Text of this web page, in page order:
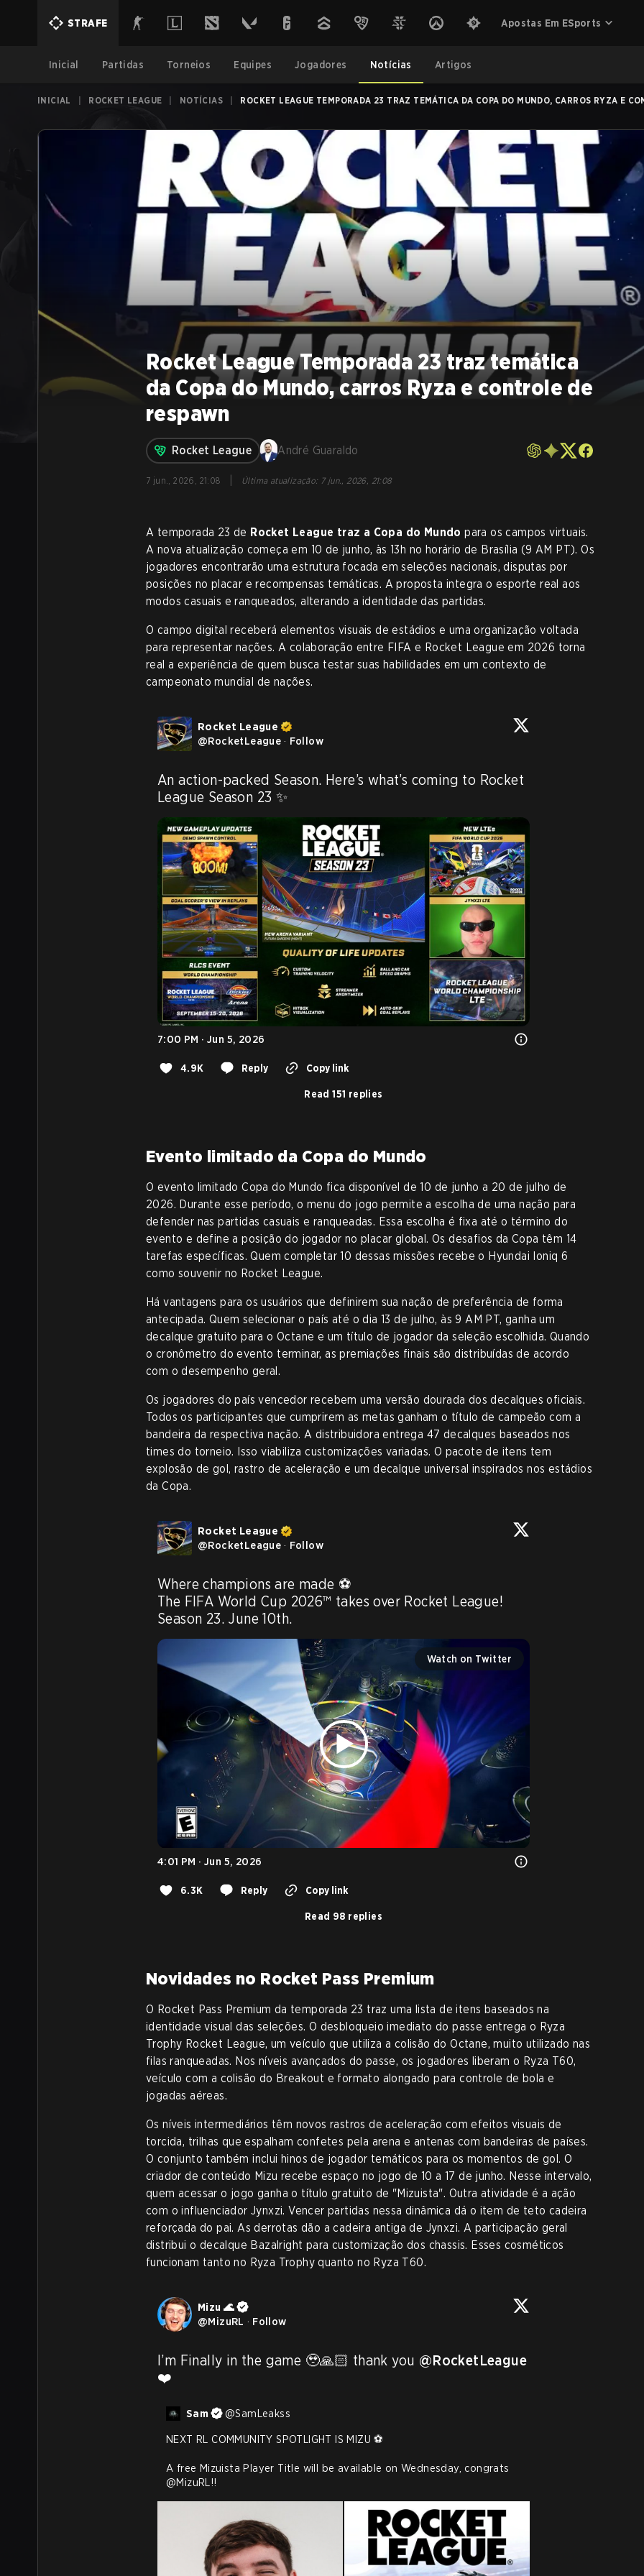
STRAFE Apostas Em ESports
Inicial Partidas Torneios Equipes Jogadores Notícias Artigos
INICIAL ROCKET LEAGUE NOTÍCIAS ROCKET LEAGUE TEMPORADA 23 TRAZ TEMÁTICA DA COPA DO MUNDO, CARROS RYZA E
Rocket League Temporada 23 traz temática
da Copa do Mundo, carros Ryza e controle de
respawn
Rocket League André Guaraldo
7 jun., 2026, 21:08 Última atualização: 7 jun., 2026, 21:08
A temporada 23 de Rocket League traz a Copa do Mundo para os campos virtuais.
A nova atualização começa em 10 de junho, às 13h no horário de Brasília (9 AM PT). Os
jogadores encontrarão uma estrutura focada em seleções nacionais, disputas por
posições no placar e recompensas temáticas. A proposta integra o esporte real aos
modos casuais e ranqueados, alterando a identidade das partidas.
O campo digital receberá elementos visuais de estádios e uma organização voltada
para representar nações. A colaboração entre FIFA e Rocket League em 2026 torna
real a experiência de quem busca testar suas habilidades em um contexto de
campeonato mundial de nações.
Rocket League
@RocketLeague · Follow
An action-packed Season. Here’s what’s coming to Rocket
League Season 23 ✨
7:00 PM · Jun 5, 2026
4.9K Reply Copy link
Read 151 replies
Evento limitado da Copa do Mundo
O evento limitado Copa do Mundo fica disponível de 10 de junho a 20 de julho de
2026. Durante esse período, o menu do jogo permite a escolha de uma nação para
defender nas partidas casuais e ranqueadas. Essa escolha é fixa até o término do
evento e define a posição do jogador no placar global. Os desafios da Copa têm 14
tarefas específicas. Quem completar 10 dessas missões recebe o Hyundai Ioniq 6
como souvenir no Rocket League.
Há vantagens para os usuários que definirem sua nação de preferência de forma
antecipada. Quem selecionar o país até o dia 13 de julho, às 9 AM PT, ganha um
decalque gratuito para o Octane e um título de jogador da seleção escolhida. Quando
o cronômetro do evento terminar, as premiações finais são distribuídas de acordo
com o desempenho geral.
Os jogadores do país vencedor recebem uma versão dourada dos decalques oficiais.
Todos os participantes que cumprirem as metas ganham o título de campeão com a
bandeira da respectiva nação. A distribuidora entrega 47 decalques baseados nos
times do torneio. Isso viabiliza customizações variadas. O pacote de itens tem
explosão de gol, rastro de aceleração e um decalque universal inspirados nos estádios
da Copa.
Rocket League
@RocketLeague · Follow
Where champions are made ⚽
The FIFA World Cup 2026™ takes over Rocket League!
Season 23. June 10th.
Watch on Twitter
4:01 PM · Jun 5, 2026
6.3K Reply Copy link
Read 98 replies
Novidades no Rocket Pass Premium
O Rocket Pass Premium da temporada 23 traz uma lista de itens baseados na
identidade visual das seleções. O desbloqueio imediato do passe entrega o Ryza
Trophy Rocket League, um veículo que utiliza a colisão do Octane, muito utilizado nas
filas ranqueadas. Nos níveis avançados do passe, os jogadores liberam o Ryza T60,
veículo com a colisão do Breakout e formato alongado para controle de bola e
jogadas aéreas.
Os níveis intermediários têm novos rastros de aceleração com efeitos visuais de
torcida, trilhas que espalham confetes pela arena e antenas com bandeiras de países.
O conjunto também inclui hinos de jogador temáticos para os momentos de gol. O
criador de conteúdo Mizu recebe espaço no jogo de 10 a 17 de junho. Nesse intervalo,
quem acessar o jogo ganha o título gratuito de "Mizuista". Outra atividade é a ação
com o influenciador Jynxzi. Vencer partidas nessa dinâmica dá o item de teto cadeira
reforçada do pai. As derrotas dão a cadeira antiga de Jynxzi. A participação geral
distribui o decalque Bazalright para customização dos chassis. Esses cosméticos
funcionam tanto no Ryza Trophy quanto no Ryza T60.
Mizu 🌊
@MizuRL · Follow
I’m Finally in the game 🥹🙏🏻 thank you @RocketLeague
❤️
Sam @SamLeakss
NEXT RL COMMUNITY SPOTLIGHT IS MIZU ⚽
@MizuRL!!